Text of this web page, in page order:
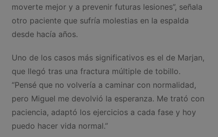
moverte mejor y a prevenir futuras lesiones”, señala
otro paciente que sufría molestias en la espalda
desde hacía años.
Uno de los casos más significativos es el de Marjan,
que llegó tras una fractura múltiple de tobillo.
“Pensé que no volvería a caminar con normalidad,
pero Miguel me devolvió la esperanza. Me trató con
paciencia, adaptó los ejercicios a cada fase y hoy
puedo hacer vida normal.”